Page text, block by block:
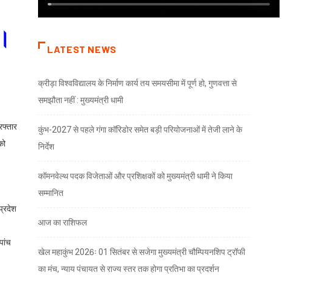
LATEST NEWS
क्रीड़ा विश्वविद्यालय के निर्माण कार्य तय समयसीमा में पूर्ण हो, गुणवत्ता से
समझौता नहीं : मुख्यमंत्री धामी
कुंभ-2027 से पहले गंगा कॉरिडोर समेत बड़ी परियोजनाओं में तेजी लाने के
निर्देश
कॉमनवेल्थ पदक विजेताओं और प्रशिक्षकों को मुख्यमंत्री धामी ने किया
सम्मानित
आज का राशिफल
खेल महाकुंभ 2026ः 01 सितंबर से सजेगा मुख्यमंत्री चौम्पियनशिप ट्रॉफी
का मंच, न्याय पंचायत से राज्य स्तर तक होगा प्रतिभा का प्रदर्शन